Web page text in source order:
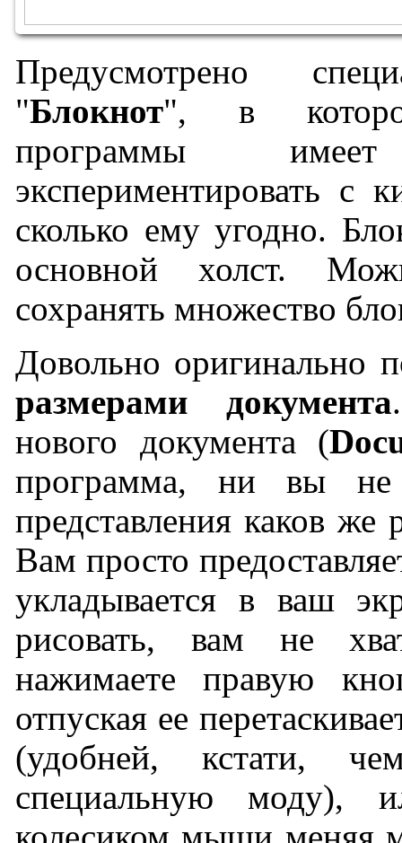
Предусмотрено
"Блокнот", в
программы имеет
экспериментировать с
сколько ему угодно.
основной холст.
сохранять множество
Довольно оригинально
размерами документа
нового документа (
программа, ни вы не
представления каков же
Вам просто
укладывается в ваш
рисовать, вам не
нажимаете правую
отпуская ее
(удобней, кстати,
специальную моду),